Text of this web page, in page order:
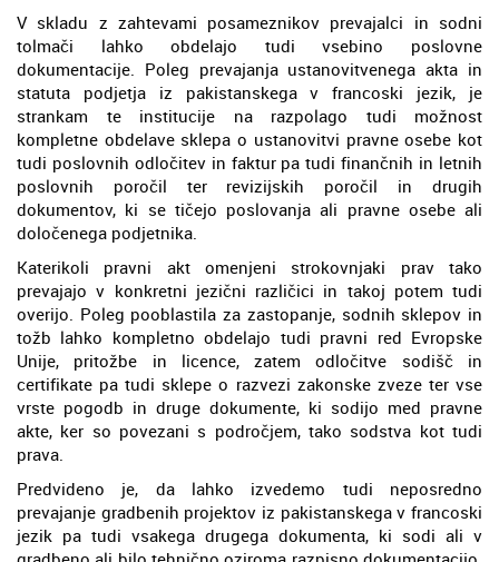
V skladu z zahtevami posameznikov prevajalci in sodni
tolmači lahko obdelajo tudi vsebino poslovne
dokumentacije. Poleg prevajanja ustanovitvenega akta in
statuta podjetja iz pakistanskega v francoski jezik, je
strankam te institucije na razpolago tudi možnost
kompletne obdelave sklepa o ustanovitvi pravne osebe kot
tudi poslovnih odločitev in faktur pa tudi finančnih in letnih
poslovnih poročil ter revizijskih poročil in drugih
dokumentov, ki se tičejo poslovanja ali pravne osebe ali
določenega podjetnika.
Katerikoli pravni akt omenjeni strokovnjaki prav tako
prevajajo v konkretni jezični različici in takoj potem tudi
overijo. Poleg pooblastila za zastopanje, sodnih sklepov in
tožb lahko kompletno obdelajo tudi pravni red Evropske
Unije, pritožbe in licence, zatem odločitve sodišč in
certifikate pa tudi sklepe o razvezi zakonske zveze ter vse
vrste pogodb in druge dokumente, ki sodijo med pravne
akte, ker so povezani s področjem, tako sodstva kot tudi
prava.
Predvideno je, da lahko izvedemo tudi neposredno
prevajanje gradbenih projektov iz pakistanskega v francoski
jezik pa tudi vsakega drugega dokumenta, ki sodi ali v